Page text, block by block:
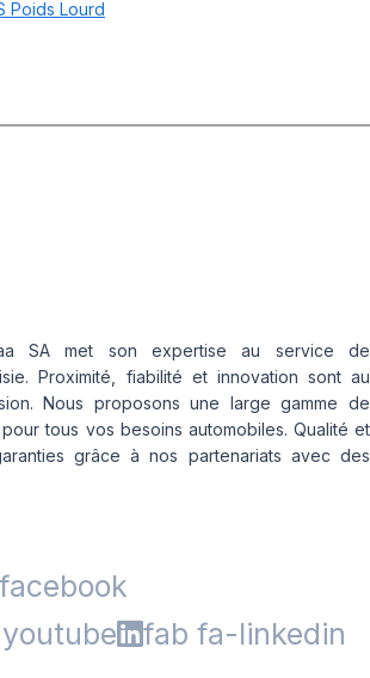
Poids Lourd
SA met son expertise au service de
Proximité, fiabilité et innovation sont au
Nous proposons une large gamme de
tous vos besoins automobiles. Qualité et
grâce à nos partenariats avec des
fab fa-linkedin